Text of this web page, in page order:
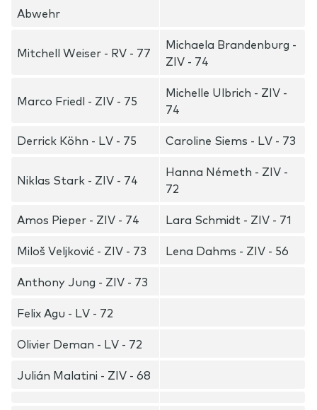
Abwehr
Mitchell Weiser - RV - 77
Michaela Brandenburg -
ZIV - 74
Marco Friedl - ZIV - 75
Michelle Ulbrich - ZIV -
74
Derrick Köhn - LV - 75
Caroline Siems - LV - 73
Niklas Stark - ZIV - 74
Hanna Németh - ZIV -
72
Amos Pieper - ZIV - 74
Lara Schmidt - ZIV - 71
Miloš Veljković - ZIV - 73
Lena Dahms - ZIV - 56
Anthony Jung - ZIV - 73
Felix Agu - LV - 72
Olivier Deman - LV - 72
Julián Malatini - ZIV - 68